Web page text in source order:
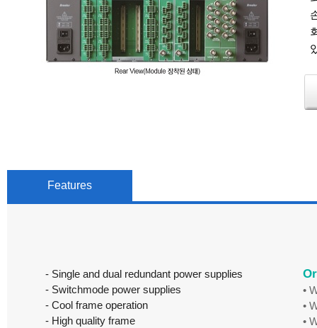
Features
- Single and dual redundant power supplies
- Switchmode power supplies
- Cool frame operation
- High quality frame
•
•
•